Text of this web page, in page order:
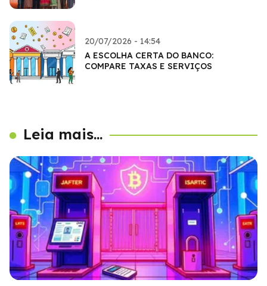
20/07/2026 - 14:54
A ESCOLHA CERTA DO BANCO:
COMPARE TAXAS E SERVIÇOS
Leia mais...